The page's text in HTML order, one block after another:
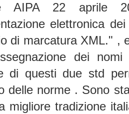
AIPA 22 aprile
elettronica
di marcatura XML." ,
dei
di questi due std
delle norme . Sono
migliore tradizione